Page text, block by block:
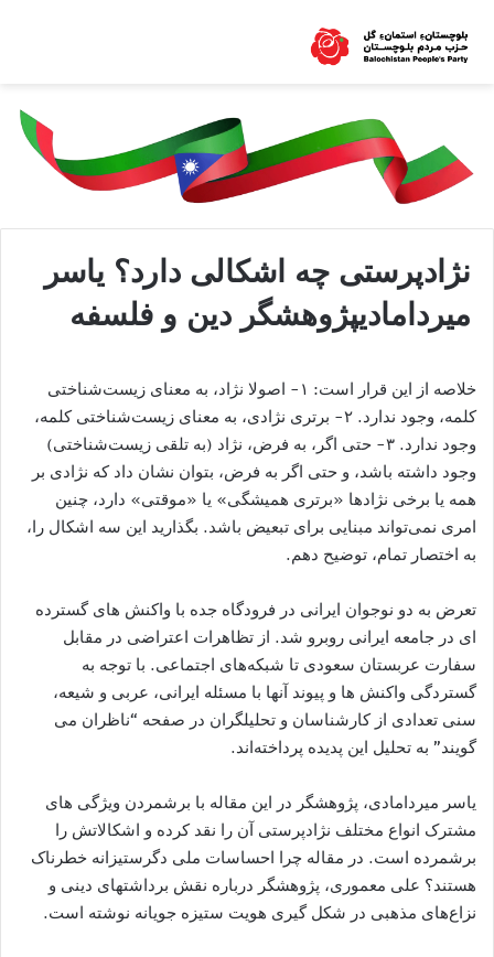
نژادپرستی چه اشکالی دارد؟ یاسر
میردامادیپژوهشگر دین و فلسفه
خلاصه از این قرار است: ۱- اصولا نژاد، به معنای زیست‌شناختی
کلمه، وجود ندارد. ۲- برتری نژادی، به معنای زیست‌شناختی کلمه،
وجود ندارد. ۳- حتی اگر، به فرض، نژاد (به تلقی زیست‌شناختی)
وجود داشته باشد، و حتی اگر به فرض، بتوان نشان داد که نژادی بر
همه یا برخی نژادها «برتری همیشگی» یا «موقتی» دارد، چنین
امری نمی‌تواند مبنایی برای تبعیض باشد. بگذارید این سه اشکال را،
به اختصار تمام، توضیح دهم.
تعرض به دو نوجوان ایرانی در فرودگاه جده با واکنش های گسترده
ای در جامعه ایرانی روبرو شد. از تظاهرات اعتراضی در مقابل
سفارت عربستان سعودی تا شبکه‌های اجتماعی. با توجه به
گستردگی واکنش ها و پیوند آنها با مسئله ایرانی، عربی و شیعه،
سنی تعدادی از کارشناسان و تحلیلگران در صفحه “ناظران می
گویند” به تحلیل این پدیده پرداخته‌اند.
یاسر میردامادی، پژوهشگر در این مقاله با برشمردن ویژگی های
مشترک انواع مختلف نژادپرستی آن را نقد کرده و اشکالاتش را
برشمرده است. در مقاله چرا احساسات ملی دگرستیزانه خطرناک
هستند؟ علی معموری، پژوهشگر درباره نقش برداشتهای دینی و
نزاع‌های مذهبی در شکل گیری هویت ستیزه جویانه نوشته است.